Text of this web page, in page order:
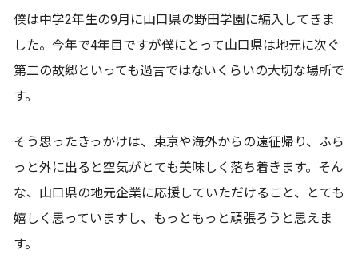
僕は中学2年生の9月に山口県の野田学園に編入してきま
した。今年で4年目ですが僕にとって山口県は地元に次ぐ
第二の故郷といっても過言ではないくらいの大切な場所で
す。
そう思ったきっかけは、東京や海外からの遠征帰り、ふら
っと外に出ると空気がとても美味しく落ち着きます。そん
な、山口県の地元企業に応援していただけること、とても
嬉しく思っていますし、もっともっと頑張ろうと思えま
す。